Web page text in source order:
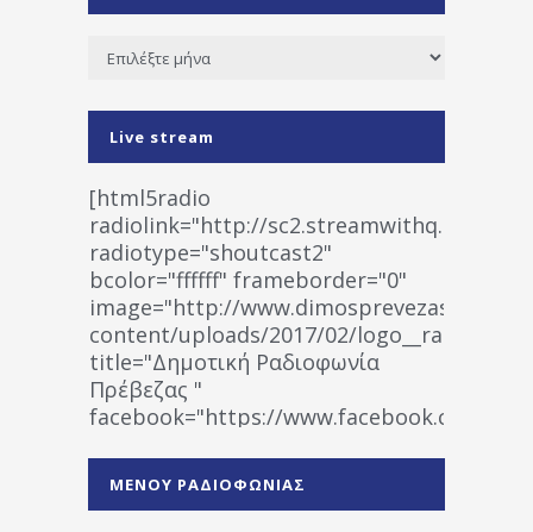
Ιστορικό
Live stream
[html5radio
radiolink="http://
radiotype="shoutcast2"
bcolor="ffffff" frameborder="0"
image="http://www.dimosprevezas.gr/wp-
content/uploads/2017/02/
title="Δημοτική Ραδιοφωνία
Πρέβεζας "
facebook="https://www.facebook.com/
1531194763766854/" artist="" ]
ΜΕΝΟΥ ΡΑΔΙΟΦΩΝΙΑΣ